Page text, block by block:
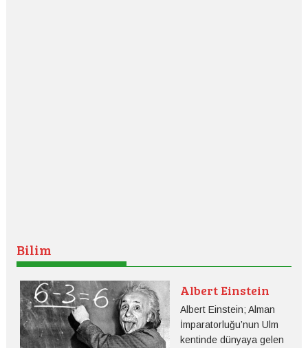
Bilim
Albert Einstein
Albert Einstein; Alman
İmparatorluğu’nun Ulm
kentinde dünyaya gelen